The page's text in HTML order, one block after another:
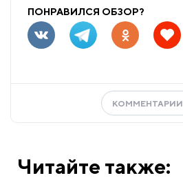
ПОНРАВИЛСЯ ОБЗОР?
КОММЕНТАРИИ
Читайте также: